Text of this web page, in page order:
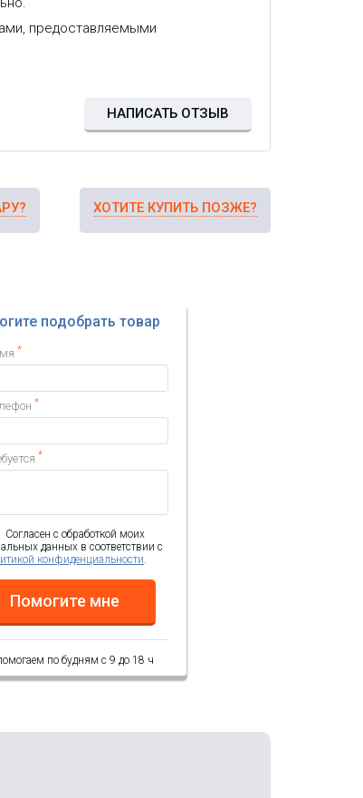
предоставляемыми
НАПИСАТЬ ОТЗЫВ
ХОТИТЕ КУПИТЬ ПОЗЖЕ?
подобрать товар
*
*
*
Согласен с обработкой моих
данных в соответствии с
конфиденциальности.
Помогите мне
по будням с 9 до 18 ч